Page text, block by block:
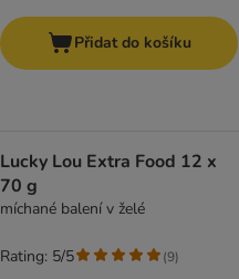
Přidat do košíku
Lucky Lou Extra Food 12 x
70 g
míchané balení v želé
Rating: 5/5 (9)